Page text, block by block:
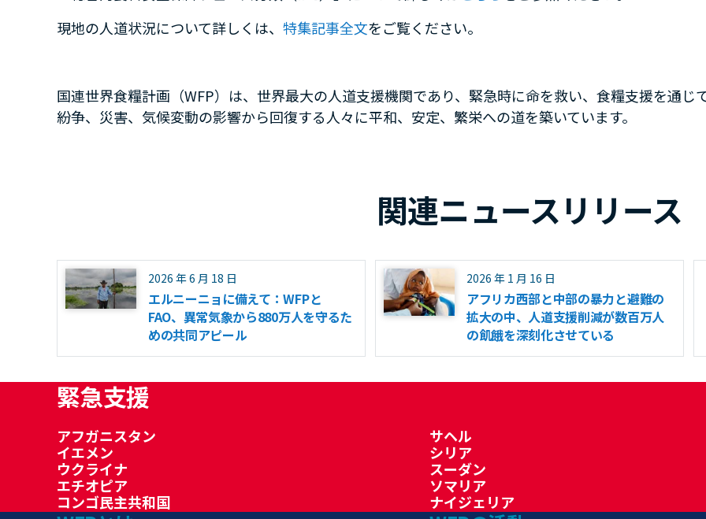
現地の人道状況について詳しくは、 特集記事全文をご覧ください。
国連世界食糧計画（WFP）は、世界最大の人道支援機関であり、緊急時に命を救い、食糧支援を通じ
紛争、災害、気候変動の影響から回復する人々に平和、安定、繁栄への道を築いています。
関連ニュースリリース
2026 年 6 月 18 日
エルニーニョに備えて：WFPと
FAO、異常気象から880万人を守るた
めの共同アピール
2026 年 1 月 16 日
アフリカ西部と中部の暴力と避難の
拡大の中、人道支援削減が数百万人
の飢餓を深刻化させている
緊急支援
アフガニスタン
イエメン
ウクライナ
エチオピア
コンゴ民主共和国
サヘル
シリア
スーダン
ソマリア
ナイジェリア